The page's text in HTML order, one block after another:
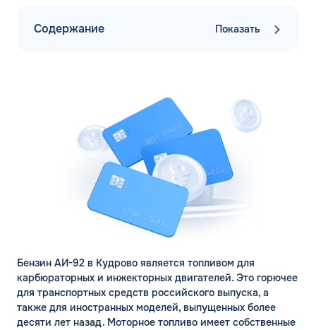
Содержание Показать
Бензин АИ-92 в Кудрово является топливом для
карбюраторных и инжекторных двигателей. Это горючее
для транспортных средств российского выпуска, а
также для иностранных моделей, выпущенных более
десяти лет назад. Моторное топливо имеет собственные